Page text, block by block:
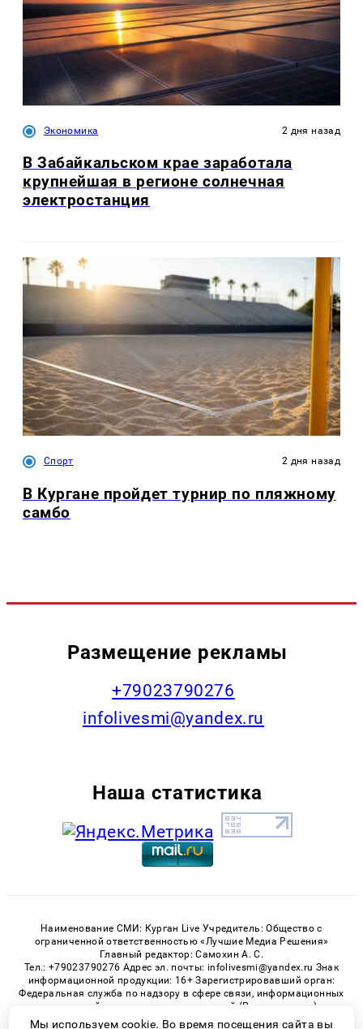
Экономика 2 дня назад
В Забайкальском крае заработала
крупнейшая в регионе солнечная
электростанция
Спорт 2 дня назад
В Кургане пройдет турнир по пляжному
самбо
Размещение рекламы
+79023790276
infolivesmi@yandex.ru
Наша статистика
Наименование СМИ: Курган Live Учредитель: Общество с
ограниченной ответственностью «Лучшие Медиа Решения»
Главный редактор: Самохин А. С.
Тел.: +79023790276 Адрес эл. почты: infolivesmi@yandex.ru Знак
информационной продукции: 16+ Зарегистрировавший орган:
Федеральная служба по надзору в сфере связи, информационных
технологий и массовых коммуникаций (Роскомнадзор)
Регистрационный номер СМИ ЭЛ № ФС 77 - 82535 от 21.01.2022
Мы используем cookie. Во время посещения сайта вы